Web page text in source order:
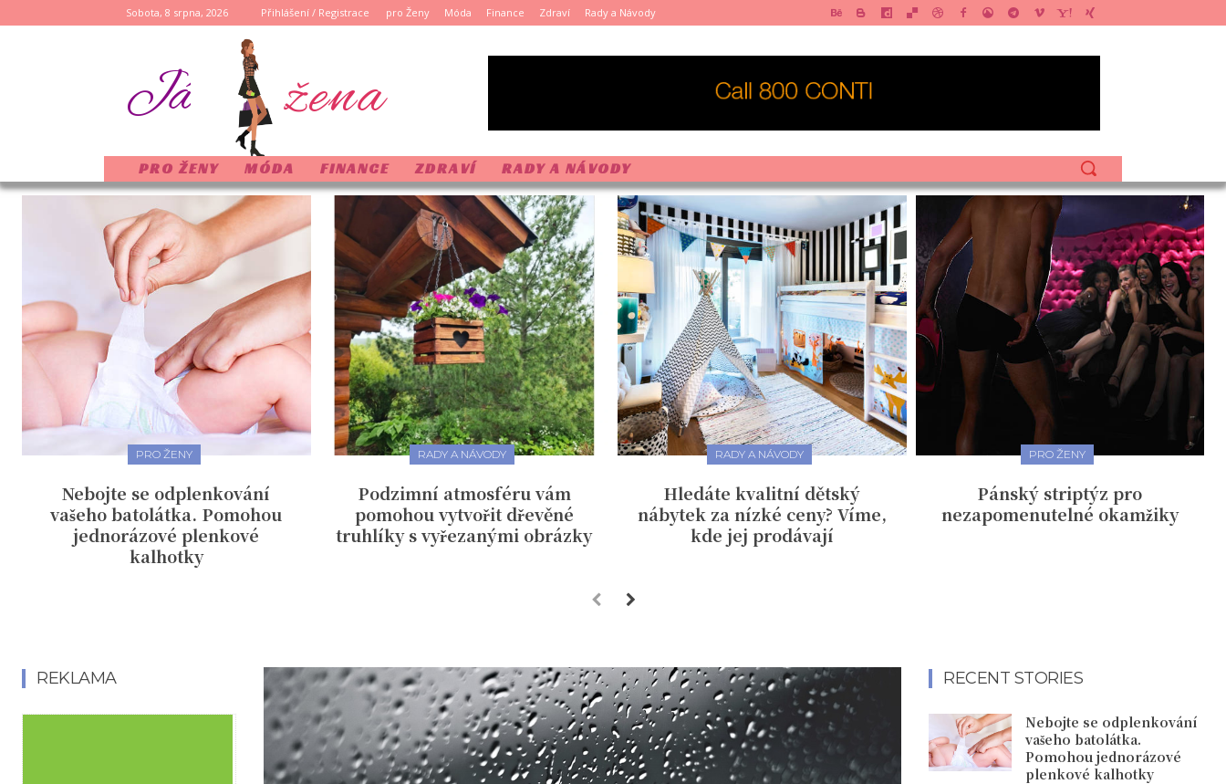
Sobota, 8 srpna, 2026 Přihlášení / Registrace pro Ženy Móda Finance Zdraví Rady a Návody
Já žena
PRO ŽENY MÓDA FINANCE ZDRAVÍ RADY A NÁVODY
PRO ŽENY
Nebojte se odplenkování
vašeho batolátka. Pomohou
jednorázové plenkové
kalhotky
RADY A NÁVODY
Podzimní atmosféru vám
pomohou vytvořit dřevěné
truhlíky s vyřezanými obrázky
RADY A NÁVODY
Hledáte kvalitní dětský
nábytek za nízké ceny? Víme,
kde jej prodávají
PRO ŽENY
Pánský striptýz pro
nezapomenutelné okamžiky
REKLAMA RECENT STORIES
Nebojte se odplenkování
vašeho batolátka.
Pomohou jednorázové
plenkové kalhotky